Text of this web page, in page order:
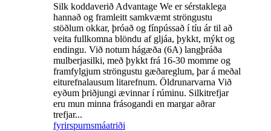
Silk koddaverið Advantage We er sérstaklega
hannað og framleitt samkvæmt ströngustu
stöðlum okkar, þróað og fínpússað í tíu ár til að
veita fullkomna blöndu af gljáa, þykkt, mýkt og
endingu. Við notum hágæða (6A) langþráða
mulberjasilki, með þykkt frá 16-30 momme og
framfylgjum ströngustu gæðareglum, þar á meðal
eiturefnalausum litarefnum. Öldrunarvarna Við
eyðum þriðjungi ævinnar í rúminu. Silkitrefjar
eru mun minna frásogandi en margar aðrar
trefjar...
fyrirspurnsmáatriði